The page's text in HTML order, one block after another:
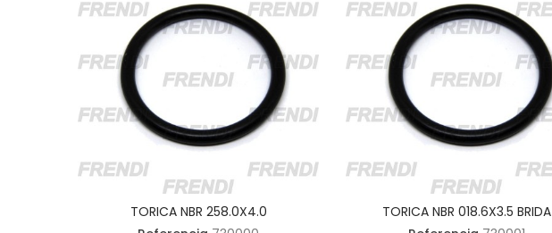
TORICA NBR 258.0X4.0
TORICA NBR 018.6X3.5 BRIDA